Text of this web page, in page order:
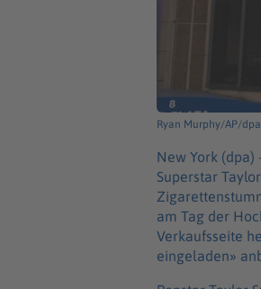
Ryan Murphy/AP/dpa
New York (dpa) -
Superstar
am Tag der
Verkaufsseite
eingeladen»